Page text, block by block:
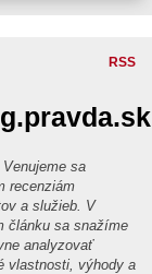
RSS
sa
recenziám
a služieb. V
článku sa snažíme
analyzovať
vlastnosti, výhody a